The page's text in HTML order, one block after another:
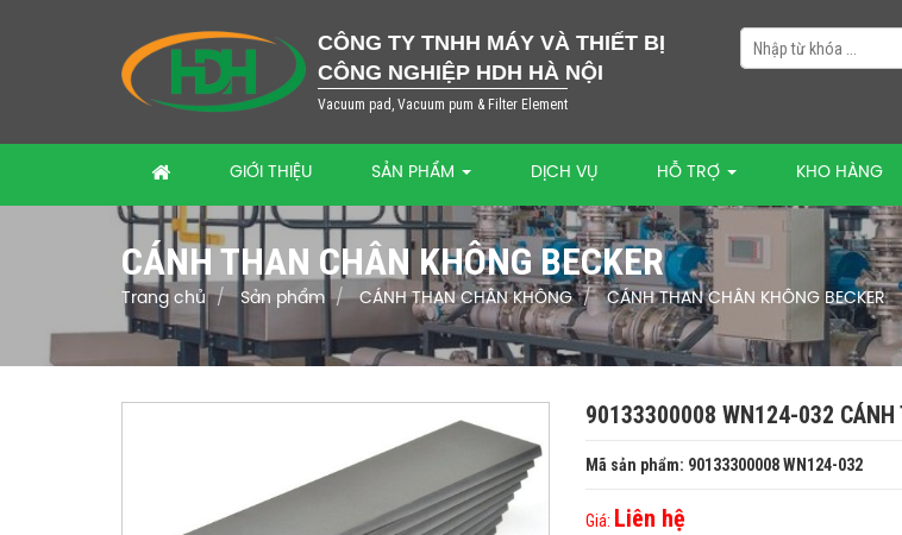
CÔNG TY TNHH MÁY VÀ THIẾT BỊ
CÔNG NGHIỆP HDH HÀ NỘI
Vacuum pad, Vacuum pum & Filter Element
GIỚI THIỆU SẢN PHẨM DỊCH VỤ HỖ TRỢ KHO HÀNG
CÁNH THAN CHÂN KHÔNG BECKER
Trang chủ Sản phẩm CÁNH THAN CHÂN KHÔNG CÁNH THAN CHÂN KHÔNG BECKER
90133300008 WN124-032 CÁNH
Mã sản phẩm: 90133300008 WN124-032
Giá: Liên hệ